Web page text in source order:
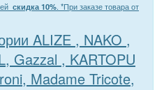
скидка 10%. *При заказе товара от
ALIZE , NAKO ,
Gazzal , KARTOPU
Madame Tricote,